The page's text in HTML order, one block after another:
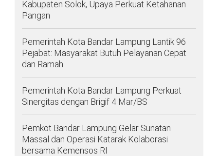
Kabupaten Solok, Upaya Perkuat Ketahanan
Pangan
Pemerintah Kota Bandar Lampung Lantik 96
Pejabat: Masyarakat Butuh Pelayanan Cepat
dan Ramah
Pemerintah Kota Bandar Lampung Perkuat
Sinergitas dengan Brigif 4 Mar/BS
Pemkot Bandar Lampung Gelar Sunatan
Massal dan Operasi Katarak Kolaborasi
bersama Kemensos RI